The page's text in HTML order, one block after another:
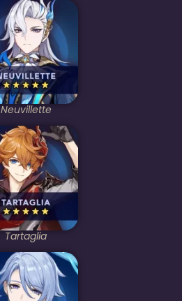
Neuvillette
Tartaglia